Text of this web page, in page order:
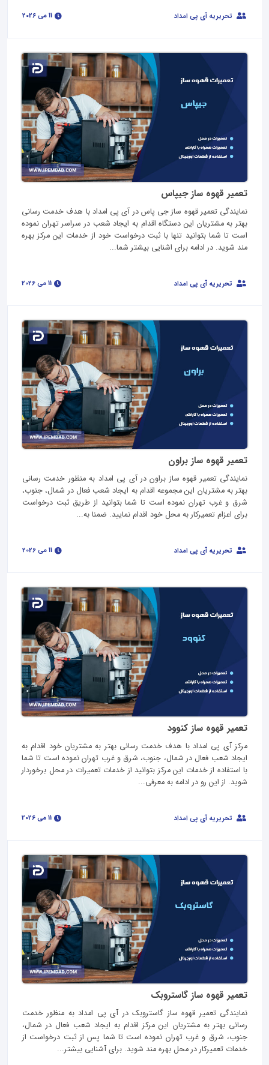
تحریریه آی پی امداد
تعمیر قهوه ساز جیپاس
نمایندگی تعمیر قهوه ساز جی پاس در آی پی امداد با هدف خدمت رسانی
بهتر به مشتریان این دستگاه اقدام به ایجاد شعب در سراسر تهران نموده
است تا شما بتوانید تنها با ثبت درخواست خود از خدمات این مرکز بهره
مند شوید. در ادامه برای اشنایی بیشتر شما...
تحریریه آی پی امداد
تعمیر قهوه ساز براون
نمایندگی تعمیر قهوه ساز براون در آی پی امداد به منظور خدمت رسانی
بهتر به مشتریان این مجموعه اقدام به ایجاد شعب فعال در شمال، جنوب،
شرق و غرب تهران نموده است تا شما بتوانید از طریق ثبت درخواست
برای اعزام تعمیرکار به محل خود اقدام نمایید. ضمنا به...
تحریریه آی پی امداد
تعمیر قهوه ساز کنوود
مرکز آی پی امداد با هدف خدمت رسانی بهتر به مشتریان خود اقدام به
ایجاد شعب فعال در شمال، جنوب، شرق و غرب تهران نموده است تا شما
با استفاده از خدمات این مرکز بتوانید از خدمات تعمیرات در محل برخوردار
شوید. از این رو در ادامه به معرفی...
تحریریه آی پی امداد
تعمیر قهوه ساز گاستروبک
نمایندگی تعمیر قهوه ساز گاستروبک در آی پی امداد به منظور خدمت
رسانی بهتر به مشتریان این مرکز اقدام به ایجاد شعب فعال در شمال،
جنوب، شرق و غرب تهران نموده است تا شما پس از ثبت درخواست از
خدمات تعمیرکار در محل بهره مند شوید. برای آشنایی بیشتر...